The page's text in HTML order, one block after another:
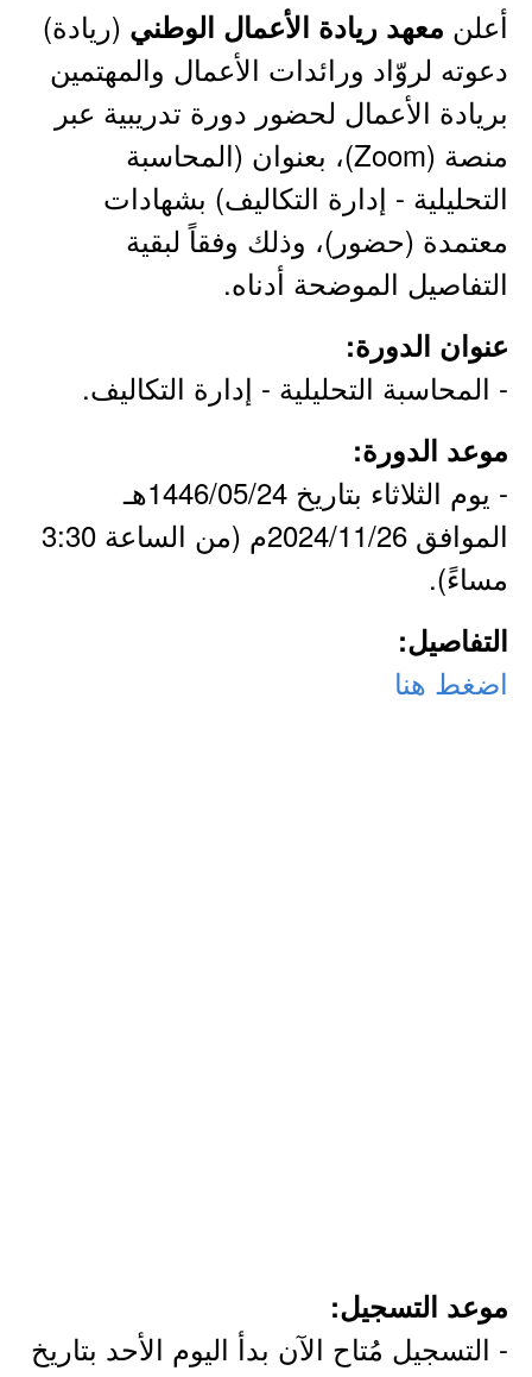
أعلن معهد ريادة الأعمال الوطني (ريادة)
دعوته لروّاد ورائدات الأعمال والمهتمين
بريادة الأعمال لحضور دورة تدريبية عبر
منصة (Zoom)، بعنوان (المحاسبة
التحليلية - إدارة التكاليف) بشهادات
معتمدة (حضور)، وذلك وفقاً لبقية
التفاصيل الموضحة أدناه.
عنوان الدورة:
- المحاسبة التحليلية - إدارة التكاليف.
موعد الدورة:
- يوم الثلاثاء بتاريخ 1446/05/24هـ
الموافق 2024/11/26م (من الساعة 3:30
مساءً).
التفاصيل:
اضغط هنا
موعد التسجيل:
- التسجيل مُتاح الآن بدأ اليوم الأحد بتاريخ